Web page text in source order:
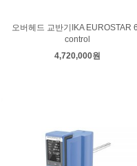
오버헤드 교반기IKA EUROSTAR
control
4,720,000원